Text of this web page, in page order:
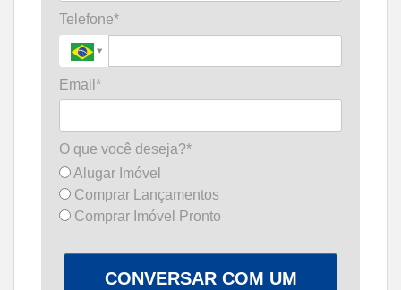
Telefone*
Email*
O que você deseja?*
Alugar Imóvel
Comprar Lançamentos
Comprar Imóvel Pronto
CONVERSAR COM UM